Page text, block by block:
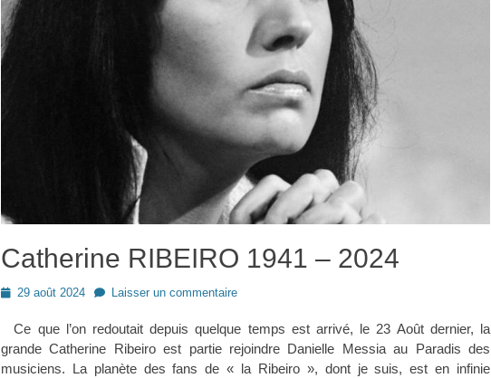
Catherine RIBEIRO 1941 – 2024
Posted29 août 2024 Laisser un commentaire
Ce que l’on redoutait depuis quelque temps est arrivé, le 23 Août dernier, la
grande Catherine Ribeiro est partie rejoindre Danielle Messia au Paradis des
musiciens. La planète des fans de « la Ribeiro », dont je suis, est en infinie